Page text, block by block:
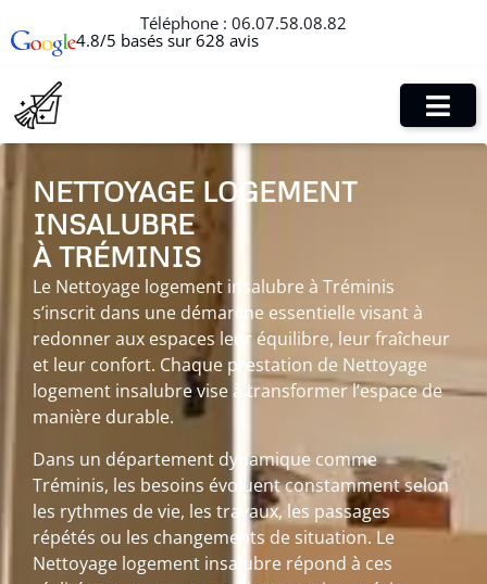
Téléphone : 06.07.58.08.82
4.8/5 basés sur 628 avis
NETTOYAGE LOGEMENT
INSALUBRE
À TRÉMINIS
Le Nettoyage logement insalubre à Tréminis
s’inscrit dans une démarche essentielle visant à
redonner aux espaces leur équilibre, leur fraîcheur
et leur confort. Chaque prestation de Nettoyage
logement insalubre vise à transformer l’espace de
manière durable.
Dans un département dynamique comme
Tréminis, les besoins évoluent constamment selon
les rythmes de vie, les travaux, les passages
répétés ou les changements de situation. Le
Nettoyage logement insalubre répond à ces